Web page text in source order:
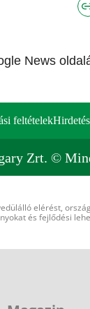
News
feltételek
Zrt. ©
elérést,
és fejlődési